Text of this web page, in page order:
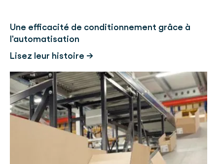
Une efficacité de conditionnement grâce à
l'automatisation
Lisez leur histoire →